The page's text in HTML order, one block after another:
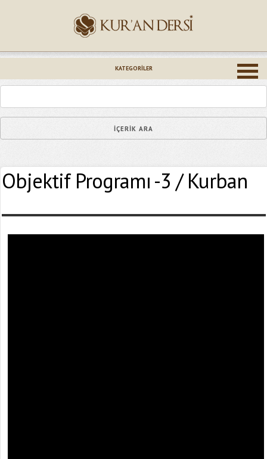
KATEGORILER
Objektif Programı -3 / Kurban
Epostanız (*)
Yaşadığınız Hatanın Ayrıntıları